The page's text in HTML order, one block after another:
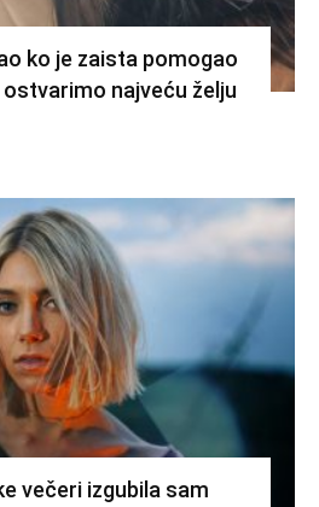
ko je zaista pomogao
najveću želju
večeri izgubila sam